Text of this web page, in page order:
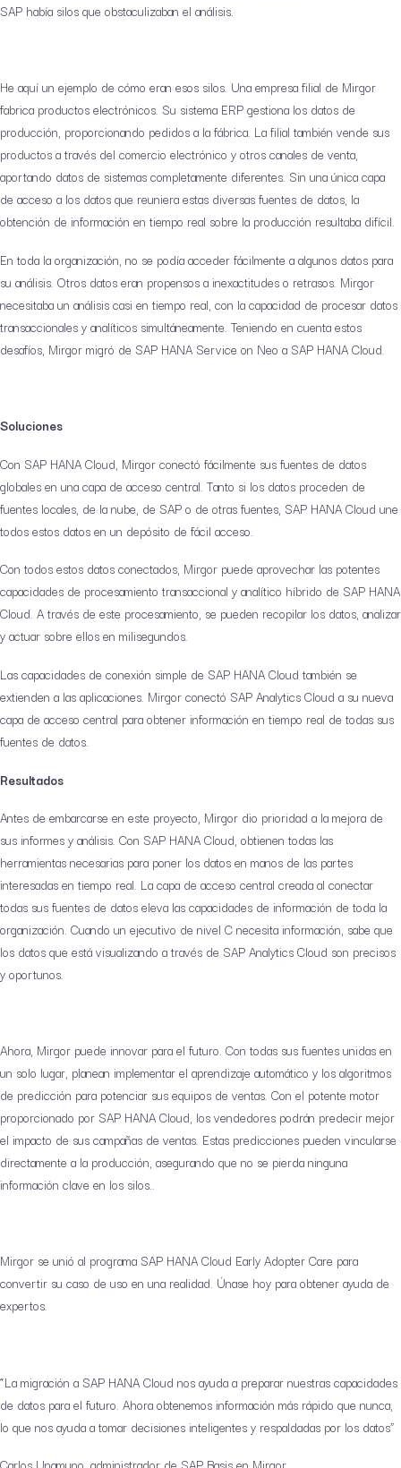
SAP había silos que obstaculizaban el análisis.
He aquí un ejemplo de cómo eran esos silos. Una empresa filial de Mirgor
fabrica productos electrónicos. Su sistema ERP gestiona los datos de
producción, proporcionando pedidos a la fábrica. La filial también vende sus
productos a través del comercio electrónico y otros canales de venta,
aportando datos de sistemas completamente diferentes. Sin una única capa
de acceso a los datos que reuniera estas diversas fuentes de datos, la
obtención de información en tiempo real sobre la producción resultaba difícil.
En toda la organización, no se podía acceder fácilmente a algunos datos para
su análisis. Otros datos eran propensos a inexactitudes o retrasos. Mirgor
necesitaba un análisis casi en tiempo real, con la capacidad de procesar datos
transaccionales y analíticos simultáneamente. Teniendo en cuenta estos
desafíos, Mirgor migró de SAP HANA Service on Neo a SAP HANA Cloud.
Soluciones
Con SAP HANA Cloud, Mirgor conectó fácilmente sus fuentes de datos
globales en una capa de acceso central. Tanto si los datos proceden de
fuentes locales, de la nube, de SAP o de otras fuentes, SAP HANA Cloud une
todos estos datos en un depósito de fácil acceso.
Con todos estos datos conectados, Mirgor puede aprovechar las potentes
capacidades de procesamiento transaccional y analítico híbrido de SAP HANA
Cloud. A través de este procesamiento, se pueden recopilar los datos, analizar
y actuar sobre ellos en milisegundos.
Las capacidades de conexión simple de SAP HANA Cloud también se
extienden a las aplicaciones. Mirgor conectó SAP Analytics Cloud a su nueva
capa de acceso central para obtener información en tiempo real de todas sus
fuentes de datos.
Resultados
Antes de embarcarse en este proyecto, Mirgor dio prioridad a la mejora de
sus informes y análisis. Con SAP HANA Cloud, obtienen todas las
herramientas necesarias para poner los datos en manos de las partes
interesadas en tiempo real. La capa de acceso central creada al conectar
todas sus fuentes de datos eleva las capacidades de información de toda la
organización. Cuando un ejecutivo de nivel C necesita información, sabe que
los datos que está visualizando a través de SAP Analytics Cloud son precisos
y oportunos.
Ahora, Mirgor puede innovar para el futuro. Con todas sus fuentes unidas en
un solo lugar, planean implementar el aprendizaje automático y los algoritmos
de predicción para potenciar sus equipos de ventas. Con el potente motor
proporcionado por SAP HANA Cloud, los vendedores podrán predecir mejor
el impacto de sus campañas de ventas. Estas predicciones pueden vincularse
directamente a la producción, asegurando que no se pierda ninguna
información clave en los silos..
Mirgor se unió al programa SAP HANA Cloud Early Adopter Care para
convertir su caso de uso en una realidad. Únase hoy para obtener ayuda de
expertos.
“La migración a SAP HANA Cloud nos ayuda a preparar nuestras capacidades
de datos para el futuro. Ahora obtenemos información más rápido que nunca,
lo que nos ayuda a tomar decisiones inteligentes y respaldadas por los datos”